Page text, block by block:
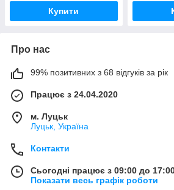
Купити
Про нас
99% позитивних з 68 відгуків за рік
Працює з 24.04.2020
м. Луцьк
Луцьк, Україна
Контакти
Сьогодні працює з 09:00 до
Показати весь графік роботи